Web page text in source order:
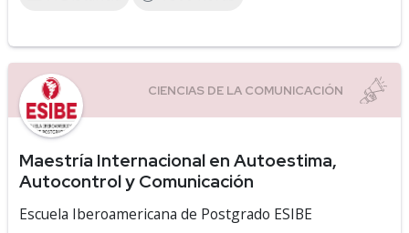
Maestría Internacional en Autoestima,
Autocontrol y Comunicación
Escuela Iberoamericana de Postgrado ESIBE